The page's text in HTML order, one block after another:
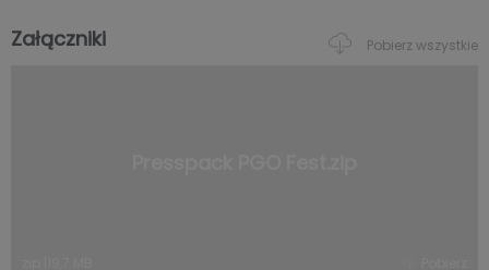
Załączniki Pobierz wszystkie